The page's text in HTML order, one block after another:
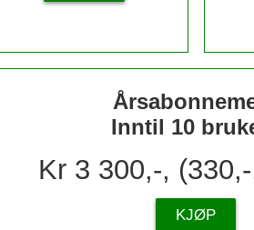
Inntil 10
Kr 3 300,-,
KJØP